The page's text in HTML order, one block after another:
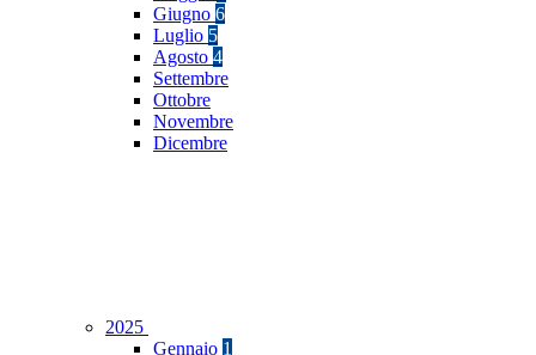
Giugno 6
Luglio 5
Agosto 4
Settembre
Ottobre
Novembre
Dicembre
2025
Gennaio 1